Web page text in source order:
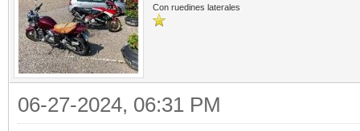
Con ruedines laterales
06-27-2024, 06:31 PM